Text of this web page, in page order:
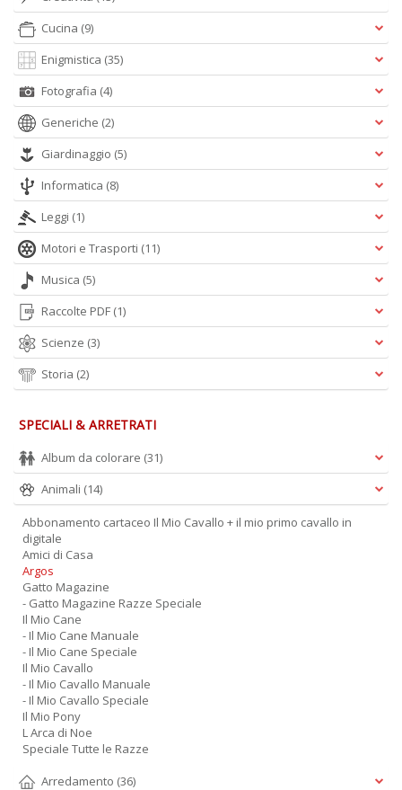
Cucina (9)
Enigmistica (35)
Fotografia (4)
Generiche (2)
Giardinaggio (5)
Informatica (8)
Leggi (1)
Motori e Trasporti (11)
Musica (5)
Raccolte PDF (1)
Scienze (3)
Storia (2)
SPECIALI & ARRETRATI
Album da colorare (31)
Animali (14)
Abbonamento cartaceo Il Mio Cavallo + il mio primo cavallo in
digitale
Amici di Casa
Argos
Gatto Magazine
- Gatto Magazine Razze Speciale
Il Mio Cane
- Il Mio Cane Manuale
- Il Mio Cane Speciale
Il Mio Cavallo
- Il Mio Cavallo Manuale
- Il Mio Cavallo Speciale
Il Mio Pony
L Arca di Noe
Speciale Tutte le Razze
Arredamento (36)